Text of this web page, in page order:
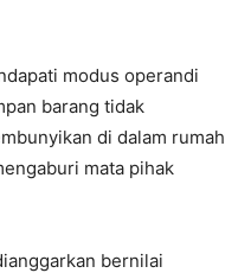
modus operandi
barang tidak
di dalam rumah
mata pihak
bernilai